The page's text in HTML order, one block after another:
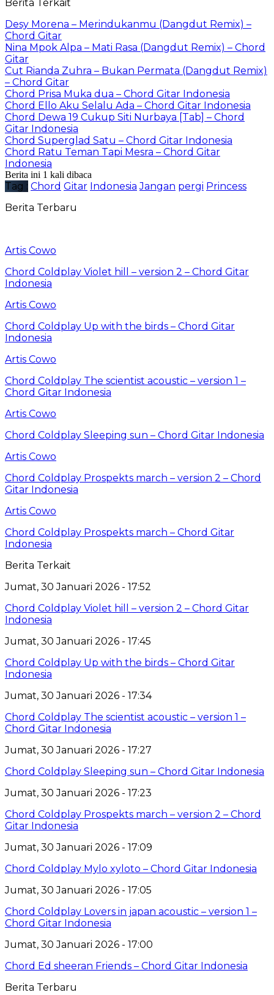
Berita Terkait
Desy Morena – Merindukanmu (Dangdut Remix) –
Chord Gitar
Nina Mpok Alpa – Mati Rasa (Dangdut Remix) – Chord
Gitar
Cut Rianda Zuhra – Bukan Permata (Dangdut Remix)
– Chord Gitar
Chord Prisa Muka dua – Chord Gitar Indonesia
Chord Ello Aku Selalu Ada – Chord Gitar Indonesia
Chord Dewa 19 Cukup Siti Nurbaya [Tab] – Chord
Gitar Indonesia
Chord Superglad Satu – Chord Gitar Indonesia
Chord Ratu Teman Tapi Mesra – Chord Gitar
Indonesia
Berita ini 1 kali dibaca
Tag : Chord Gitar Indonesia Jangan pergi Princess
Berita Terbaru
Artis Cowo
Chord Coldplay Violet hill – version 2 – Chord Gitar
Indonesia
Artis Cowo
Chord Coldplay Up with the birds – Chord Gitar
Indonesia
Artis Cowo
Chord Coldplay The scientist acoustic – version 1 –
Chord Gitar Indonesia
Artis Cowo
Chord Coldplay Sleeping sun – Chord Gitar Indonesia
Artis Cowo
Chord Coldplay Prospekts march – version 2 – Chord
Gitar Indonesia
Artis Cowo
Chord Coldplay Prospekts march – Chord Gitar
Indonesia
Berita Terkait
Jumat, 30 Januari 2026 - 17:52
Chord Coldplay Violet hill – version 2 – Chord Gitar
Indonesia
Jumat, 30 Januari 2026 - 17:45
Chord Coldplay Up with the birds – Chord Gitar
Indonesia
Jumat, 30 Januari 2026 - 17:34
Chord Coldplay The scientist acoustic – version 1 –
Chord Gitar Indonesia
Jumat, 30 Januari 2026 - 17:27
Chord Coldplay Sleeping sun – Chord Gitar Indonesia
Jumat, 30 Januari 2026 - 17:23
Chord Coldplay Prospekts march – version 2 – Chord
Gitar Indonesia
Jumat, 30 Januari 2026 - 17:09
Chord Coldplay Mylo xyloto – Chord Gitar Indonesia
Jumat, 30 Januari 2026 - 17:05
Chord Coldplay Lovers in japan acoustic – version 1 –
Chord Gitar Indonesia
Jumat, 30 Januari 2026 - 17:00
Chord Ed sheeran Friends – Chord Gitar Indonesia
Berita Terbaru